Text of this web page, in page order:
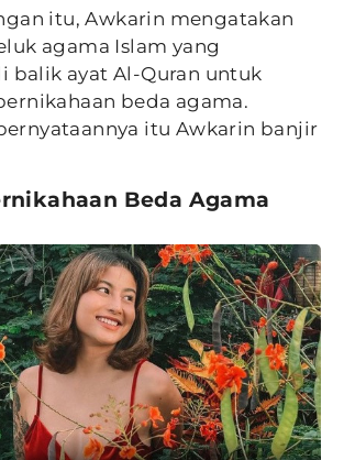
itu, Awkarin mengatakan
agama Islam yang
balik ayat Al-Quran untuk
beda agama.
itu Awkarin banjir
Beda Agama